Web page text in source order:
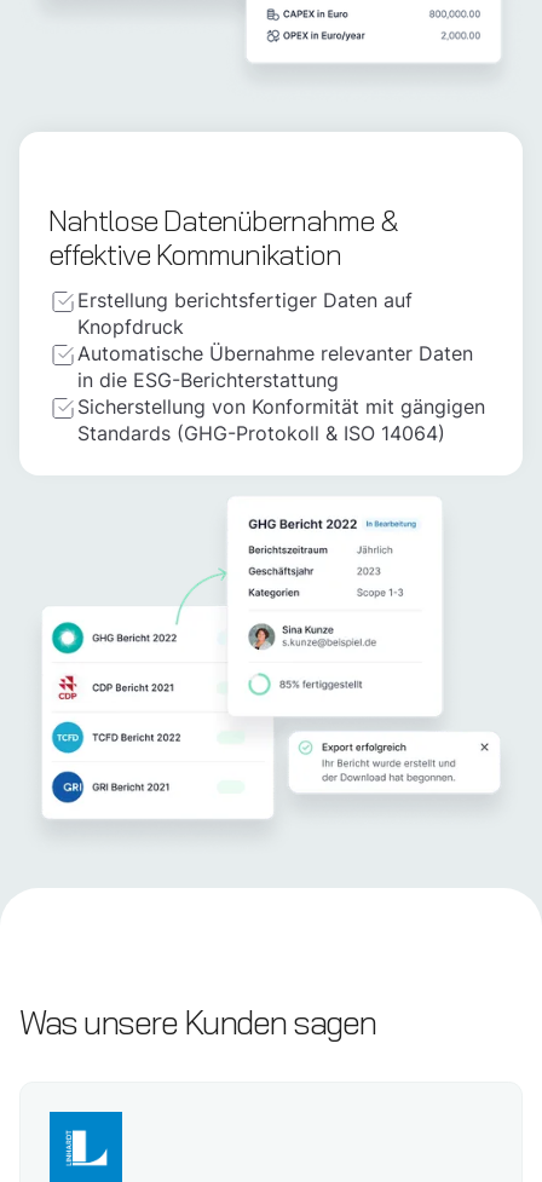
Nahtlose Datenübernahme &
effektive Kommunikation
Erstellung berichtsfertiger Daten auf
Knopfdruck
Automatische Übernahme relevanter Daten
in die ESG-Berichterstattung
Sicherstellung von Konformität mit gängigen
Standards (GHG-Protokoll & ISO 14064)
Was unsere Kunden sagen